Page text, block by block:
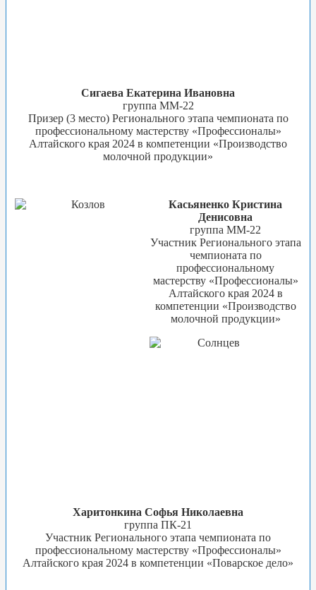
Сигаева Екатерина Ивановна
группа ММ-22
Призер (3 место) Регионального этапа чемпионата по
профессиональному мастерству «Профессионалы»
Алтайского края 2024 в компетенции «Производство
молочной продукции»
Касьяненко Кристина
Денисовна
группа ММ-22
Участник Регионального этапа
чемпионата по
профессиональному
мастерству «Профессионалы»
Алтайского края 2024 в
компетенции «Производство
молочной продукции»
Харитонкина Софья Николаевна
группа ПК-21
Участник Регионального этапа чемпионата по
профессиональному мастерству «Профессионалы»
Алтайского края 2024 в компетенции «Поварское дело»